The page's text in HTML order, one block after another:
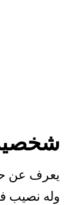
يعرف عن
وله نصيب